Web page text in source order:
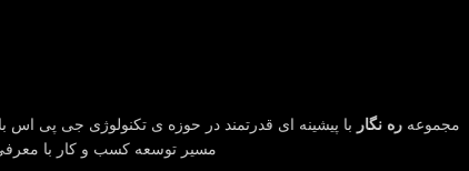
مجموعهره نگار با پیشینه ای قدرتمند در حوزه ی تکنولوژی جی پی اس
مسیر توسعه کسب و کار با